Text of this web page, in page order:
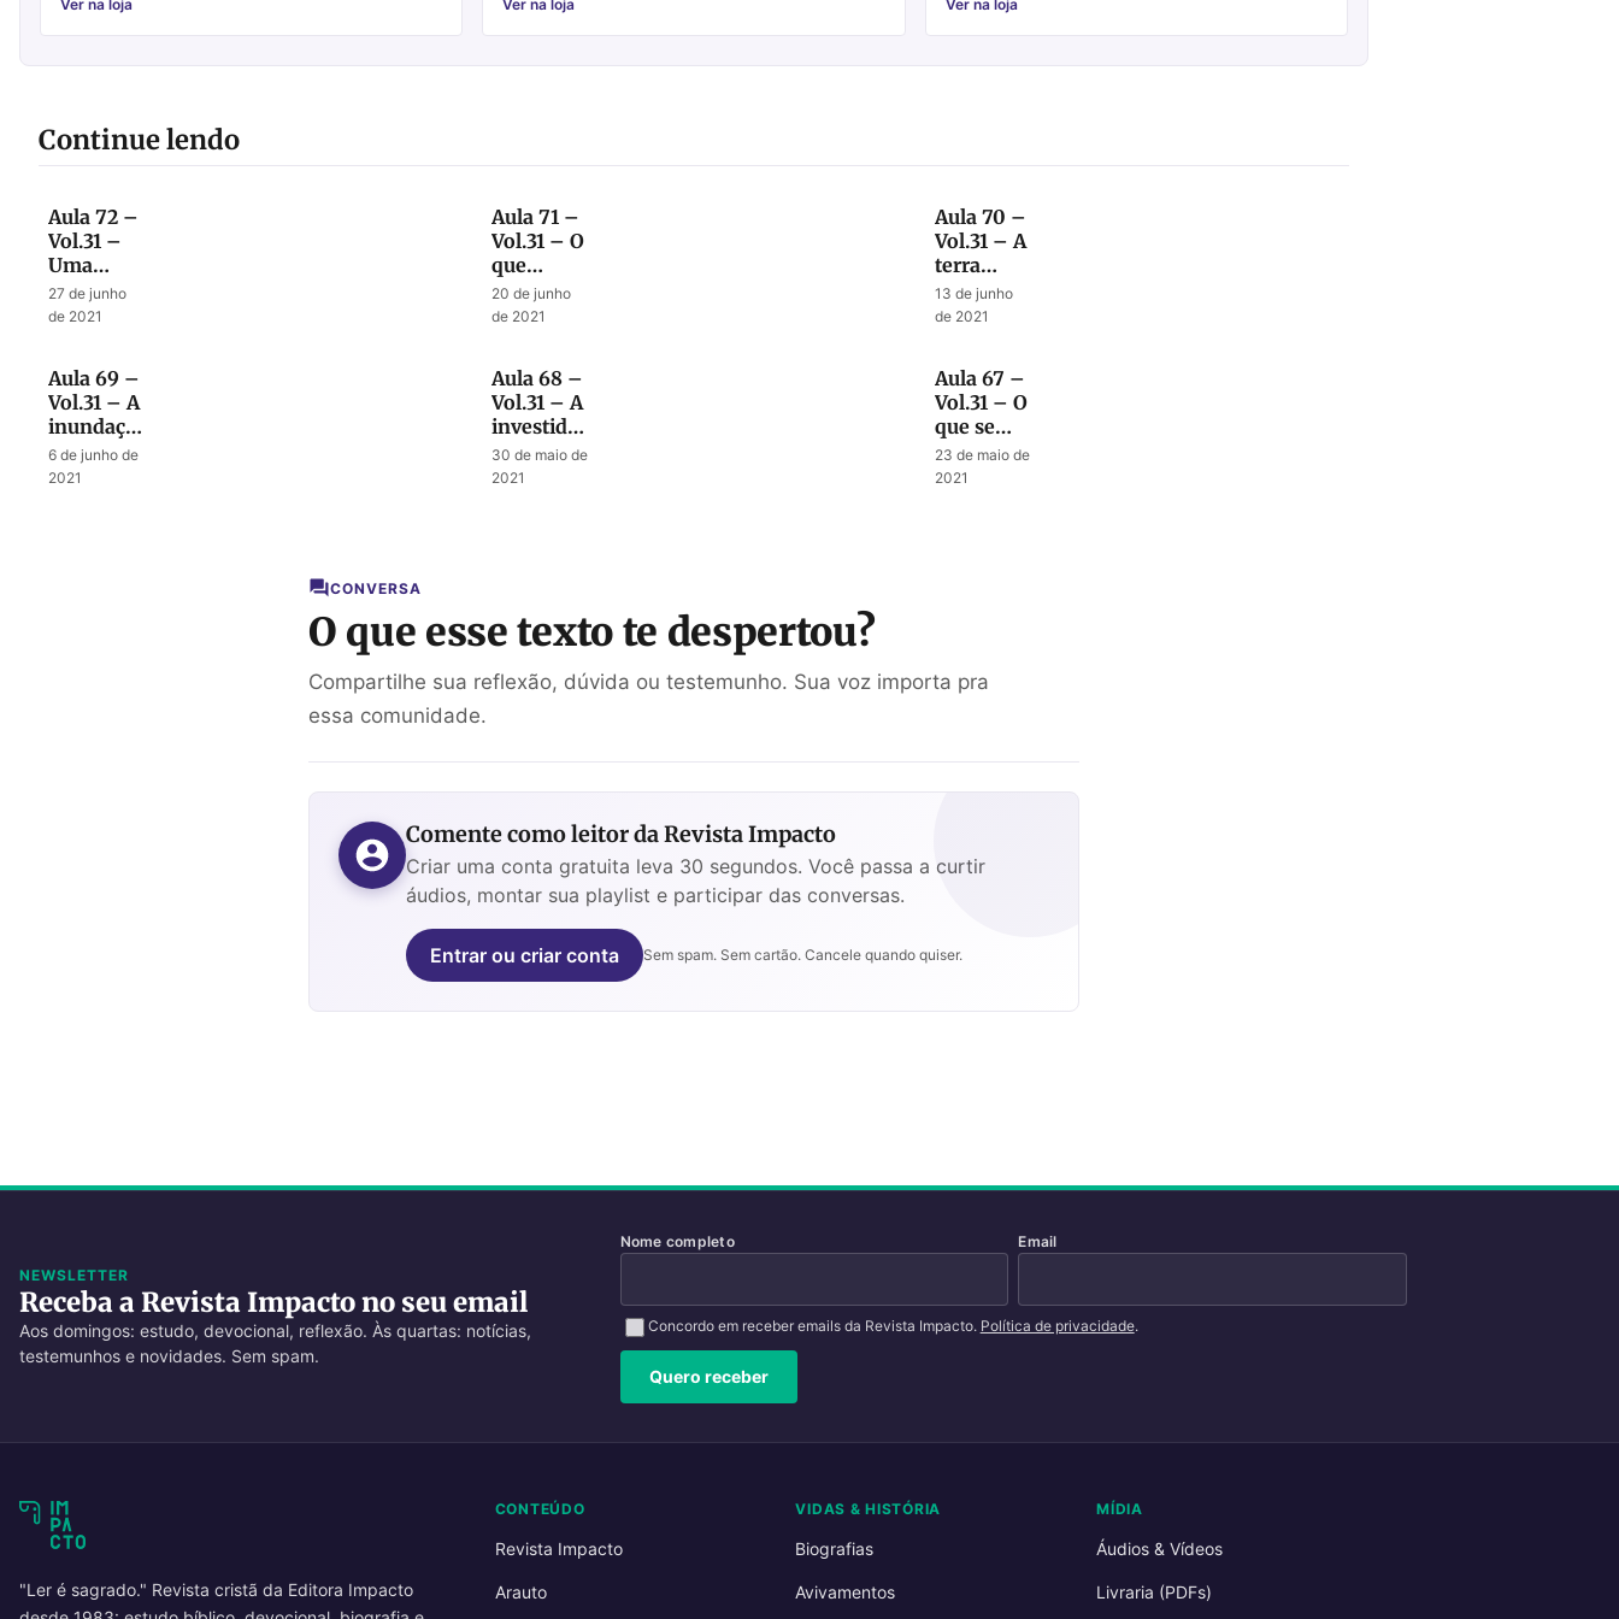
Ver na loja Ver na loja Ver na loja
Continue lendo
Aula 72 –
Vol.31 –
Uma
visão
selada até
27 de junho
de 2021
Aula 71 –
Vol.31 – O
que
acontecerá
no final
20 de junho
de 2021
Aula 70 –
Vol.31 – A
terra
gloriosa e
o tempo
13 de junho
de 2021
Aula 69 –
Vol.31 – A
inundação
no tempo
do fim
6 de junho de
2021
Aula 68 –
Vol.31 – A
investida
final do
anticristo
30 de maio de
2021
Aula 67 –
Vol.31 – O
que se
espera
dos
23 de maio de
2021
CONVERSA
O que esse texto te despertou?
Compartilhe sua reflexão, dúvida ou testemunho. Sua voz importa pra
essa comunidade.
Comente como leitor da Revista Impacto
Criar uma conta gratuita leva 30 segundos. Você passa a curtir
áudios, montar sua playlist e participar das conversas.
Entrar ou criar conta Sem spam. Sem cartão. Cancele quando quiser.
NEWSLETTER
Receba a Revista Impacto no seu email
Aos domingos: estudo, devocional, reflexão. Às quartas: notícias,
testemunhos e novidades. Sem spam.
Nome completo Email
Concordo em receber emails da Revista Impacto. Política de privacidade.
Quero receber
"Ler é sagrado." Revista cristã da Editora Impacto
CONTEÚDO
Revista Impacto
Arauto
VIDAS & HISTÓRIA
Biografias
Avivamentos
MÍDIA
Áudios & Vídeos
Livraria (PDFs)